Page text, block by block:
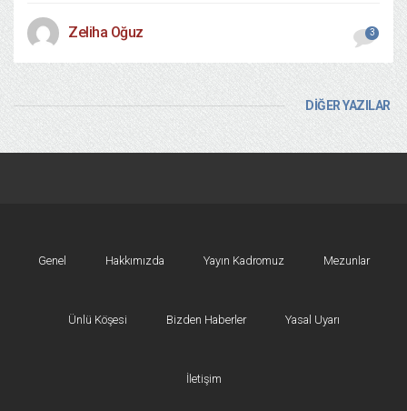
Zeliha Oğuz 3
DİĞER YAZILAR
Genel Hakkımızda Yayın Kadromuz Mezunlar
Ünlü Köşesi Bizden Haberler Yasal Uyarı
İletişim